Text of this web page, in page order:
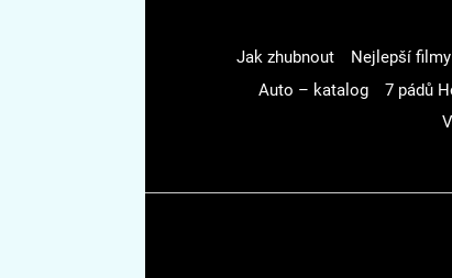
Jak zhubnout Nejlepší
Auto – katalog
7 pádů